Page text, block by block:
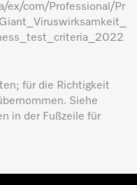
ex/com/Professional/Pr
für die Richtigkeit
Siehe
in der Fußzeile für